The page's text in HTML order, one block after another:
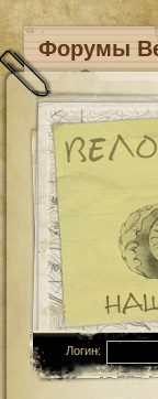
Форумы
Логин: